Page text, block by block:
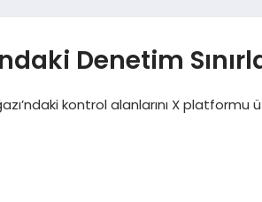
Denetim
kontrol alanlarını X platformu